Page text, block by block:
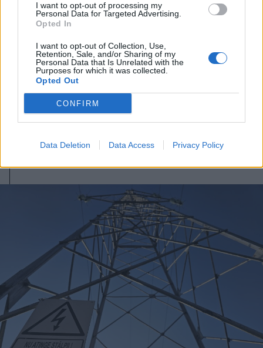
I want to opt-out of processing my
Personal Data for Targeted Advertising.
Opted In
I want to opt-out of Collection, Use,
Retention, Sale, and/or Sharing of my
Personal Data that Is Unrelated with the
Purposes for which it was collected.
Opted Out
CONFIRM
Data Deletion Data Access Privacy Policy
2026. augusztus 06., csütörtök
Netflixen kaphatunk először
betekintést a Grand Theft Auto VI
játékmenetébe